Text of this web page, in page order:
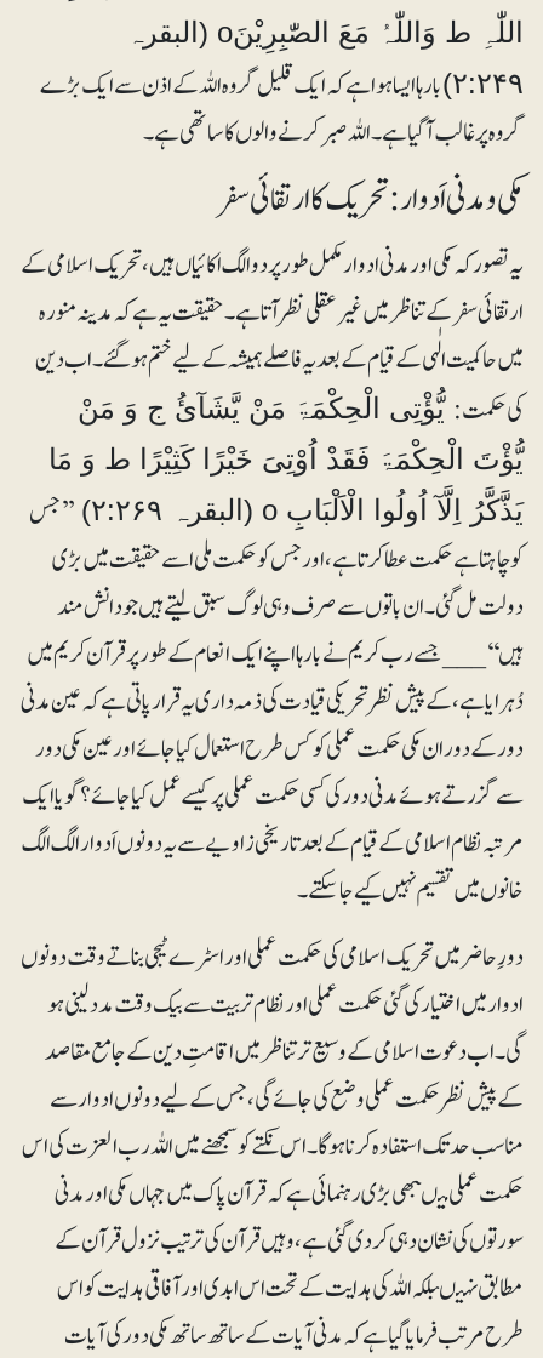
اللّٰہِ ط وَاللّٰہُ مَعَ الصّٰبِرِیْنَo (البقرہ
۲:۲۴۹) بارہا ایسا ہوا ہے کہ ایک قلیل گروہ اللہ کے اذن سے ایک بڑے
گروہ پر غالب آگیا ہے ۔ اللہ صبر کرنے والوں کا ساتھی ہے۔
مکی و مدنی اَدوار: تحریک کا ارتقائی سفر
یہ تصور کہ مکی اور مدنی ادوار مکمل طو ر پردو الگ اکائیاں ہیں ، تحریک اسلامی کے
ارتقائی سفر کے تناظر میں غیر عقلی نظر آتا ہے ۔ حقیقت یہ ہے کہ مدینہ منورہ
میں حاکمیت الٰہی کے قیام کے بعد یہ فاصلے ہمیشہ کے لیے ختم ہوگئے۔اب دین
کی حکمت:یُّؤْتِی الْحِکْمَۃَ مَنْ یَّشَآئُ ج وَ مَنْ
یُّؤْتَ الْحِکْمَۃَ فَقَدْ اُوْتِیَ خَیْرًا کَثِیْرًا ط وَ مَا
یَذَّکَّرُ اِلَّآ اُولُوا الْاَلْبَابِ o (البقرہ ۲:۲۶۹)
’’جس
کو چاہتا ہے حکمت عطا کرتا ہے، اور جس کو حکمت ملی اسے حقیقت میں بڑی
دولت مل گئی۔ ان باتوں سے صرف وہی لوگ سبق لیتے ہیں جو دانش مند
ہیں‘‘___ جسے رب کریم نے بارہا اپنے ایک انعام کے طور پر قرآن کریم میں
دُہرایا ہے، کے پیش نظر تحریکی قیادت کی ذمہ داری یہ قرار پاتی ہے کہ عین مدنی
دور کے دوران مکی حکمت عملی کو کس طرح استعمال کیاجائے اورعین مکی دور
سے گزرتے ہوئے مدنی دور کی کسی حکمت عملی پر کیسے عمل کیا جائے؟ گویا ایک
مرتبہ نظام اسلامی کے قیام کے بعد تاریخی زاویے سے یہ دونوں اَدوار الگ الگ
خانوں میں تقسیم نہیں کیے جا سکتے۔
دورِ حاضر میں تحریک اسلامی کی حکمت عملی اور اسٹرے ٹیجی بناتے وقت دونوں
ادوار میں اختیار کی گئی حکمت عملی اور نظام تربیت سے بیک وقت مدد لینی ہو
گی۔ اب دعوت اسلامی کے وسیع تر تناظر میں اقامتِ دین کے جامع مقاصد
کے پیش نظر حکمت عملی وضع کی جائے گی، جس کے لیے دونوں ادوار سے
مناسب حد تک استفادہ کرنا ہو گا۔اس نکتے کو سمجھنے میں اللہ رب العزت کی اس
حکمت عملی میںبھی بڑی رہنمائی ہے کہ قرآن پاک میں جہاں مکی اور مدنی
سورتوں کی نشان دہی کردی گئی ہے، وہیں قرآن کی ترتیب نزول قرآن کے
مطابق نہیںبلکہ اللہ کی ہدایت کے تحت اس ابدی اور آفاقی ہدایت کو اس
طرح مرتب فرمایا گیا ہے کہ مدنی آیات کے ساتھ ساتھ مکی دور کی آیات